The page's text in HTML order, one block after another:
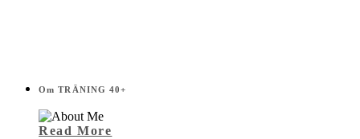
Om TRÄNING 40+
Read More